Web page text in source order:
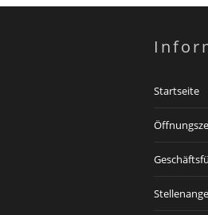
Startseite